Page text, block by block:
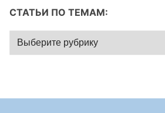
СТАТЬИ ПО ТЕМАМ:
Статьи
по